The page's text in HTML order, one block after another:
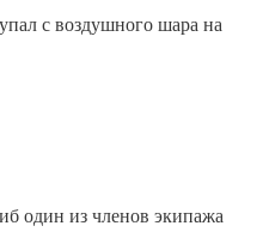
с воздушного шара на
один из членов экипажа